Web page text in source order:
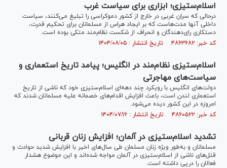
اسلام‌ستیزی؛ ابزاری برای سیاست غرب
درحالی که سران غربی در خارج از کشور دموکراسی را تبلیغ می‌کنند، سیاست
داخلی آنها مدت‌هاست که بر ایجاد هراس از مسلمانان برای تحکیم قدرت،
دستکاری رای‌دهندگان و انحراف از شکست نظام‌مند متکی بوده است.
کد خبر: ۴۸۶۳۶۸۲ تاریخ انتشار : ۱۴۰۴/۰۸/۰۵
اسلام‌ستیزی نظام‌مند در انگلیس؛ پیامد تاریخ استعماری و
سیاست‌های مهاجرتی
دولت‌های انگلیس با رویکرد چند دهه‌ای اسلام‌ستیزی خود که ناشی از تاریخ
استعماری لندن است، باعث افزایش اقدام‌های خصمانه علیه مسلمانان شدند که
امروزه در این کشور دیده می‌شود.
کد خبر: ۴۸۶۰۵۲۲ تاریخ انتشار : ۱۴۰۴/۰۷/۱۶
تشدید اسلام‌ستیزی در آلمان؛ افزایش زنان قربانی
مسلمانان و به‌طور ویژه زنان مسلمان طی سال‌های اخیر با افزایش شدید حوادث و
قتل‌های ناشی از اسلام‌ستیزی در آلمان مواجه شده‌اند و این موضوع هشدار
فعالان را درپی داشته است.